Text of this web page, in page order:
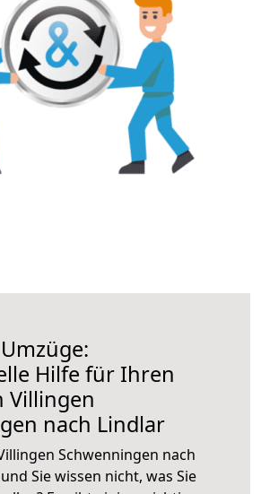
Hilfe für Ihren
Villingen
nach Lindlar
Schwenningen nach
Sie wissen nicht, was Sie